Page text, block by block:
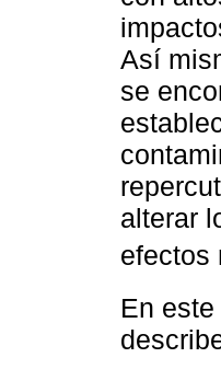
Así
se
alterar
efectos
En